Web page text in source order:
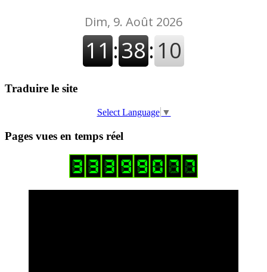
Traduire le site
Select Language ▼
Pages vues en temps réel